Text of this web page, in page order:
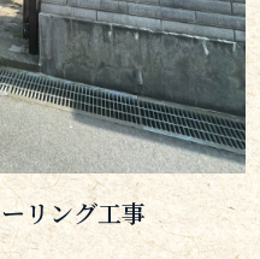
リング工事